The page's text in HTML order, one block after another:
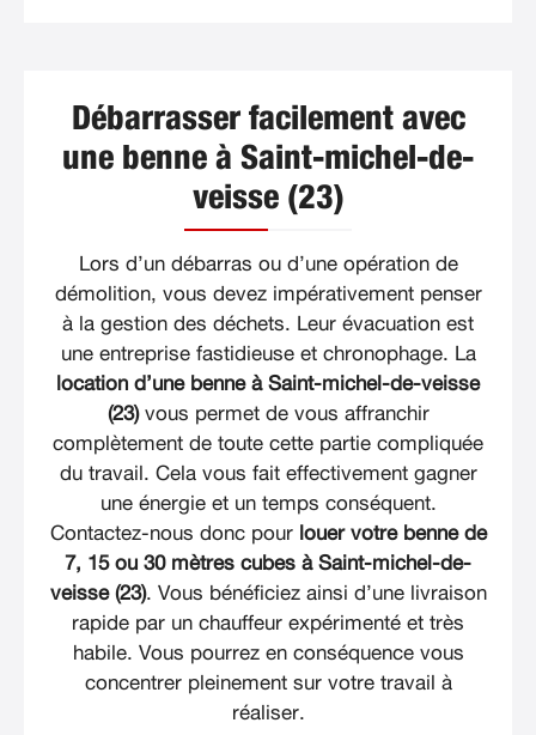
Débarrasser facilement avec
une benne à Saint-michel-de-
veisse (23)
Lors d’un débarras ou d’une opération de
démolition, vous devez impérativement penser
à la gestion des déchets. Leur évacuation est
une entreprise fastidieuse et chronophage. La
location d’une benne à Saint-michel-de-veisse
(23)vous permet de vous affranchir
complètement de toute cette partie compliquée
du travail. Cela vous fait effectivement gagner
une énergie et un temps conséquent.
Contactez-nous donc pour louer votre benne de
7, 15 ou 30 mètres cubes à Saint-michel-de-
veisse (23). Vous bénéficiez ainsi d’une livraison
rapide par un chauffeur expérimenté et très
habile. Vous pourrez en conséquence vous
concentrer pleinement sur votre travail à
réaliser.